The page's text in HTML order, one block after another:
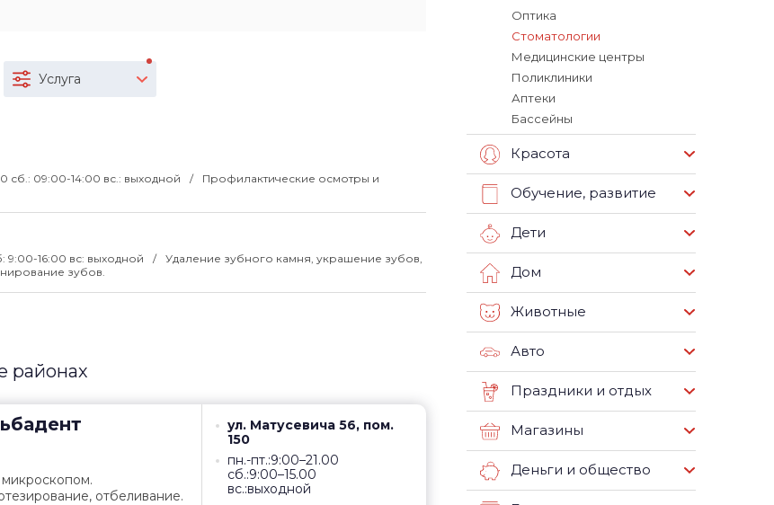
Услуга
сб.: 09:00-14:00 вс.: выходной
Профилактические осмотры и
9:00-16:00 вс: выходной
Удаление зубного камня, украшение зубов,
зубов.
районах
ул. Матусевича 56, пом.
150
пн.-пт.:9:00–21.00
сб.:9:00–15.00
вс.:выходной
отбеливание.
Оптика
Стоматологии
Медицинские центры
Поликлиники
Аптеки
Бассейны
Красота
Обучение, развитие
Дети
Дом
Животные
Авто
Праздники и отдых
Магазины
Деньги и общество